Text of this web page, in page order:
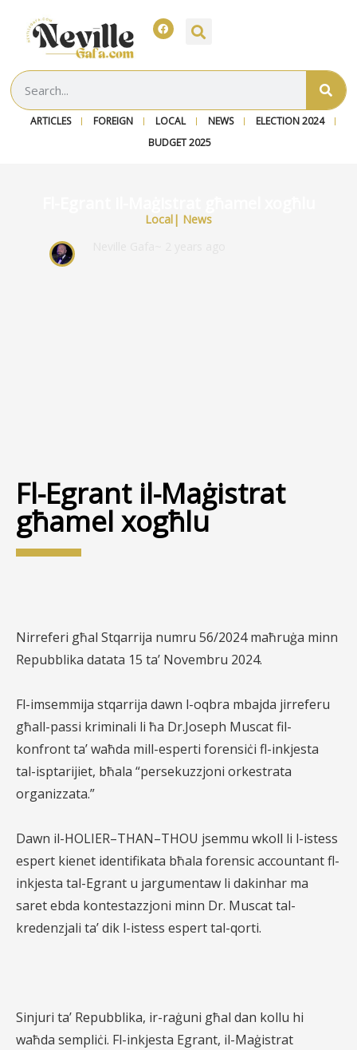
ARTICLES FOREIGN LOCAL NEWS
ELECTION 2024
BUDGET 2025
Local | News
Fl-Egrant il-Maġistrat
għamel xogħlu
Nirreferi għal Stqarrija numru 56/2024 maħruġa minn
Repubblika datata 15 ta’ Novembru 2024.
Fl-imsemmija stqarrija dawn l-oqbra mbajda jirreferu
għall-passi kriminali li ħa Dr.Joseph Muscat fil-
konfront ta’ waħda mill-esperti forensiċi fl-inkjesta
tal-isptarijiet, bħala “persekuzzjoni orkestrata
organizzata.”
Dawn il-HOLIER–THAN–THOU jsemmu wkoll li l-istess
espert kienet identifikata bħala forensic accountant fl-
inkjesta tal-Egrant u jargumentaw li dakinhar ma
saret ebda kontestazzjoni minn Dr. Muscat tal-
kredenzjali ta’ dik l-istess espert tal-qorti.
Sinjuri ta’ Repubblika, ir-raġuni għal dan kollu hi
waħda sempliċi. Fl-inkjesta Egrant, il-Maġistrat